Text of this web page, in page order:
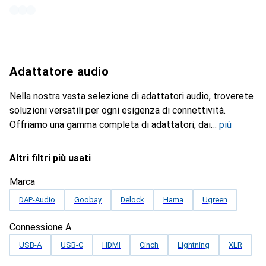
Adattatore audio
Nella nostra vasta selezione di adattatori audio, troverete
soluzioni versatili per ogni esigenza di connettività.
Offriamo una gamma completa di adattatori, dai
più
Altri filtri più usati
Marca
DAP-Audio Goobay Delock Hama Ugreen
Connessione A
USB-A USB-C HDMI Cinch Lightning XLR